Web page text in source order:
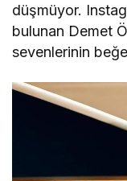
düşmüyor.
bulunan Demet
sevenlerinin